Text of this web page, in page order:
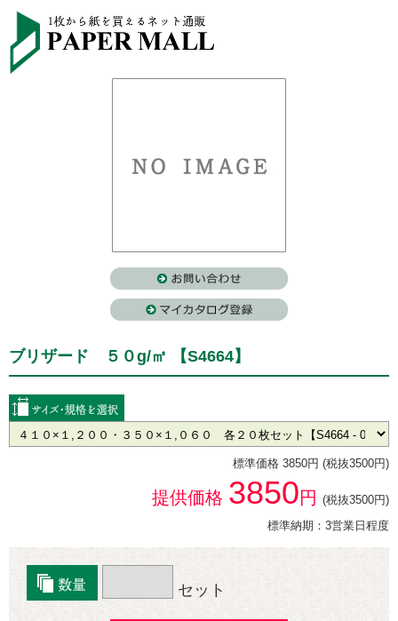
ブリザード ５０g/㎡ 【S4664】
標準価格 3850円 (税抜3500円)
提供価格 3850円 (税抜3500円)
標準納期：3営業日程度
セット